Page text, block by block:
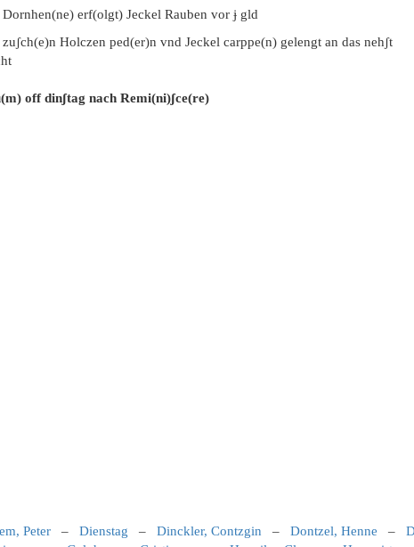
Dornhen(ne) erf(olgt) Jeckel Rauben vor ɉ gld
zuʃch(e)n Holczen ped(er)n vnd Jeckel carppe(n) gelengt an das nehʃt
off dinʃtag nach Remi(ni)ʃce(re)
Peter – Dienstag – Dinckler, Contzgin – Dontzel, Henne –